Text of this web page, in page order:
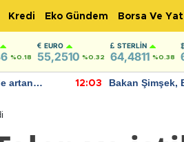
Kredi Eko Gündem Borsa Ve
%0.18
EURO
55,2510 %0.32
STERLIN
64,4811 %0.38
artan
12:03
Bakan Şimşek,